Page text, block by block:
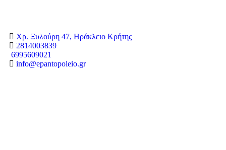
Χρ. Ξυλούρη 47, Ηράκλειο Κρήτης
2814003839
6995609021
info@epantopoleio.gr